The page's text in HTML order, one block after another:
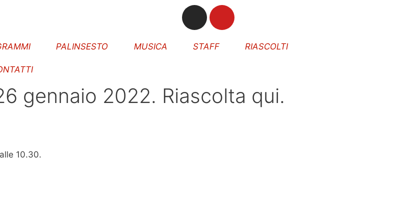
PALINSESTO MUSICA STAFF RIASCOLTI
gennaio 2022. Riascolta qui.
10.30.